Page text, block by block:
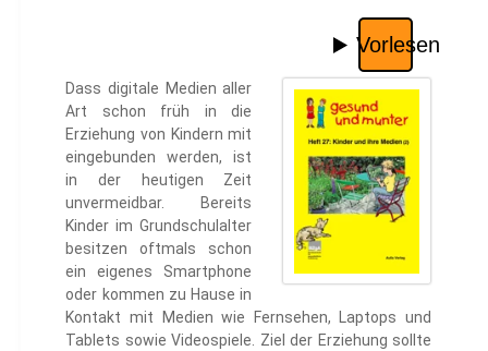
Dass digitale Medien aller
Art schon früh in die
Erziehung von Kindern mit
eingebunden werden, ist
in der heutigen Zeit
unvermeidbar. Bereits
Kinder im Grundschulalter
besitzen oftmals schon
ein eigenes Smartphone
oder kommen zu Hause in
Kontakt mit Medien wie Fernsehen, Laptops und
Tablets sowie Videospiele. Ziel der Erziehung sollte